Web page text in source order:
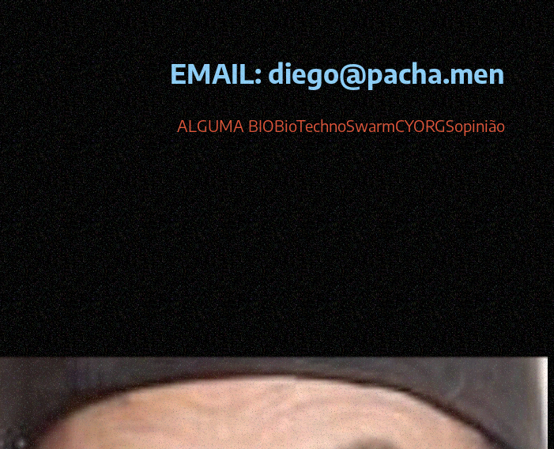
EMAIL:diego@pacha.men
ALGUMA BIOBioTechnoSwarmCYORGSopinião